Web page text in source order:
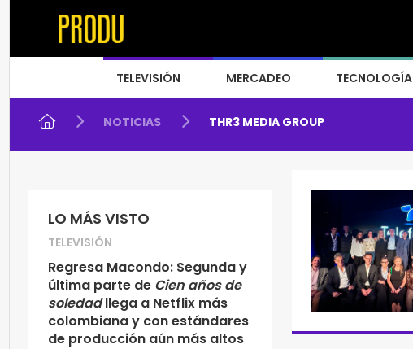
TELEVISIÓN MERCADEO TECNOLOGÍA
NOTICIAS THR3 MEDIA GROUP
LO MÁS VISTO
TELEVISIÓN
Regresa Macondo: Segunda y
última parte de Cien años de
soledadllega a Netflix más
colombiana y con estándares
de producción aún más altos